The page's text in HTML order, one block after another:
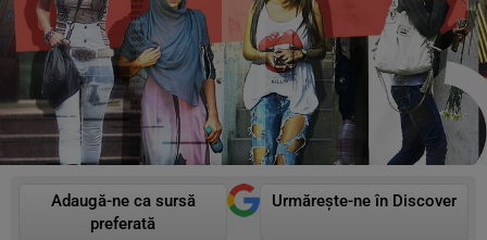
Adaugă-ne ca sursă
preferată
Urmărește-ne în Discover